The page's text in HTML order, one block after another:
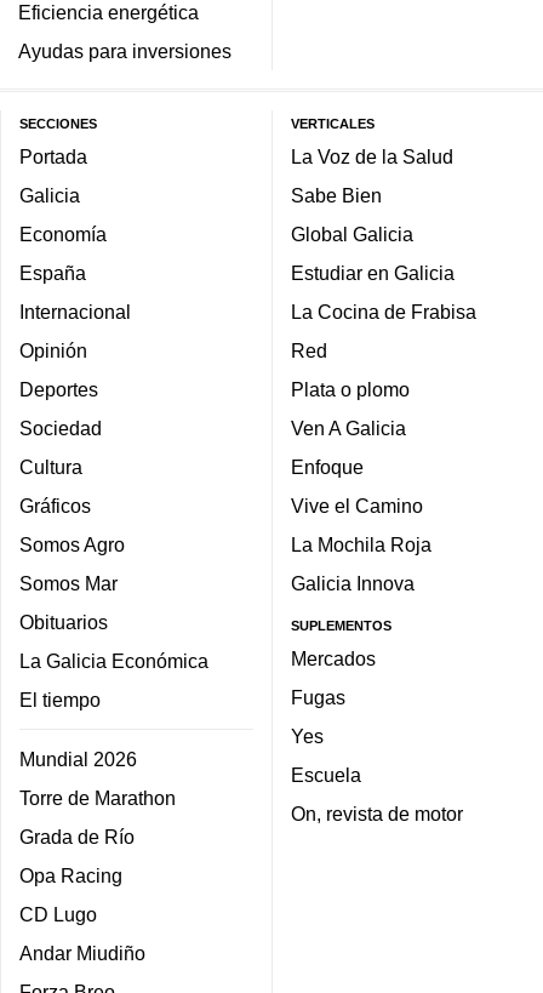
Eficiencia energética
Ayudas para inversiones
SECCIONES
Portada
Galicia
Economía
España
Internacional
Opinión
Deportes
Sociedad
Cultura
Gráficos
Somos Agro
Somos Mar
Obituarios
La Galicia Económica
El tiempo
Mundial 2026
Torre de Marathon
Grada de Río
Opa Racing
CD Lugo
Andar Miudiño
VERTICALES
La Voz de la Salud
Sabe Bien
Global Galicia
Estudiar en Galicia
La Cocina de Frabisa
Red
Plata o plomo
Ven A Galicia
Enfoque
Vive el Camino
La Mochila Roja
Galicia Innova
SUPLEMENTOS
Mercados
Fugas
Yes
Escuela
On, revista de motor